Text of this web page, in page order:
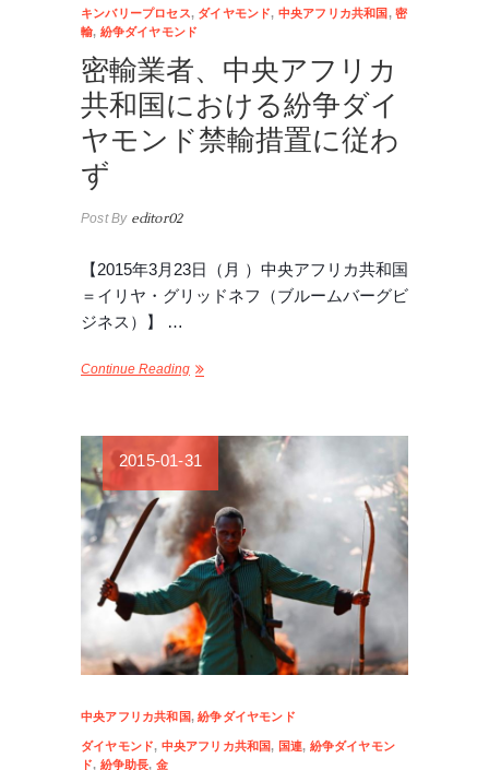
キンバリープロセス, ダイヤモンド, 中央アフリカ共和国 ,密
輸, 紛争ダイヤモンド
密輸業者、中央アフリカ
共和国における紛争ダイ
ヤモンド禁輸措置に従わ
ず
Post Byeditor02
【2015年3月23日（月 ）中央アフリカ共和国
＝イリヤ・グリッドネフ（ブルームバーグビ
ジネス）】 …
Continue Reading
2015-01-31
中央アフリカ共和国,紛争ダイヤモンド
ダイヤモンド, 中央アフリカ共和国, 国連, 紛争ダイヤモン
ド, 紛争助長, 金